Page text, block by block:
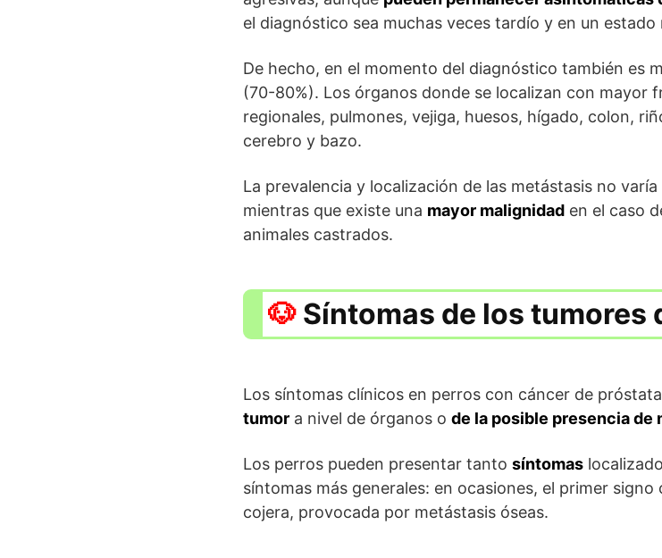
el diagnóstico sea muchas veces tardío y en un
De hecho, en el momento del diagnóstico también es
(70-80%). Los órganos donde se localizan con mayor
regionales, pulmones, vejiga, huesos, hígado, colon,
cerebro y bazo.
La prevalencia y localización de las metástasis no
mientras que existe una mayor malignidad en el caso
animales castrados.
Síntomas de los tumores
Los síntomas clínicos en perros con cáncer de
tumor a nivel de órganos o de la posible presencia de
Los perros pueden presentar tanto síntomas
síntomas más generales: en ocasiones, el primer
cojera, provocada por metástasis óseas.